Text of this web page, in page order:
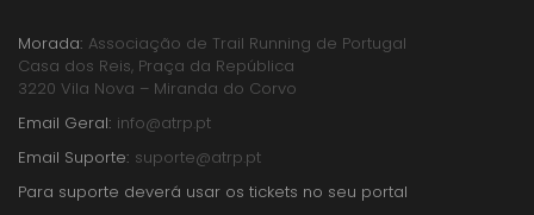
Morada: Associação de Trail Running de Portugal
Casa dos Reis, Praça da República
3220 Vila Nova – Miranda do Corvo
Email Geral: info@atrp.pt
Email Suporte: suporte@atrp.pt
Para suporte deverá usar os tickets no seu portal